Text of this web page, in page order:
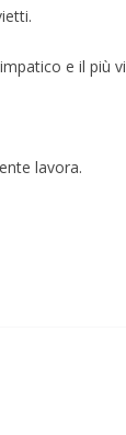
e il più
lavora.